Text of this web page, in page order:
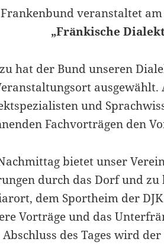
veranstaltet
„Fränkische
hat der Bund unseren
und
Fachvorträgen den
bietet unser
durch das Dorf und zu
dem Sportheim der
Vorträge und das
des Tages wird